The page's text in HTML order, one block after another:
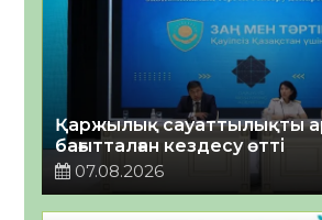
Қаржылық сауаттылықты
бағытталған кездесу өтті
07.08.2026